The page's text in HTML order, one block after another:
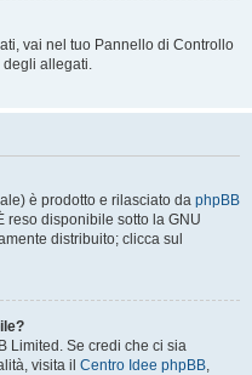
vai nel tuo Pannello di Controllo
degli allegati.
è prodotto e rilasciato da phpBB
reso disponibile sotto la GNU
distribuito; clicca sul
Limited. Se credi che ci sia
visita il Centro Idee phpBB,